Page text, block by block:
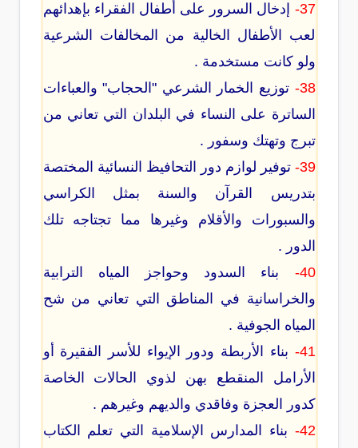
37-
إدخال السرور على أطفال الفقراء بإهدائهم
لعب الأطفال الخالية من المخالفات الشرعية
ولو كانت مستخدمة .
38-
توزيع الخمار الشرعي "الحجاب" والعباءات
الساترة على النساء في البلدان التي تعاني من
تبرج وتهتك وسفور .
39- توفير لوازم دور التحافيظ النسائية المختصة
بتدريس القرآن والسنة بمثل الكراسي
والسبورات والأقلام وغيرها مما تجتاجه تلك
الدور .
40-
بناء السدود وحواجز المياه الترابية
والخراسانية في المناطق التي تعاني من شح
المياه الجوفية .
41-
بناء الأربطة ودور الإيواء للأسر الفقيرة أو
الأرامل المنقطع بهن لذوي الحالات الخاصة
كدور العجزة وفاقدي والديهم وغيرهم .
42-
بناء المدارس الإسلامية التي تعلم الكتاب